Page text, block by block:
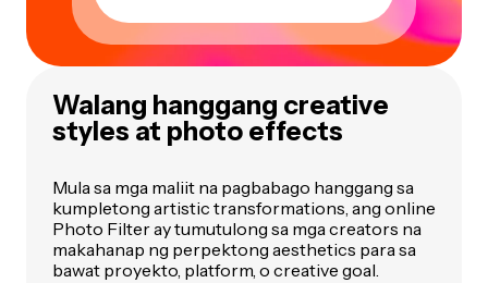
Walang hanggang creative
styles at photo effects
Mula sa mga maliit na pagbabago hanggang sa
kumpletong artistic transformations, ang online
Photo Filter ay tumutulong sa mga creators na
makahanap ng perpektong aesthetics para sa
bawat proyekto, platform, o creative goal.